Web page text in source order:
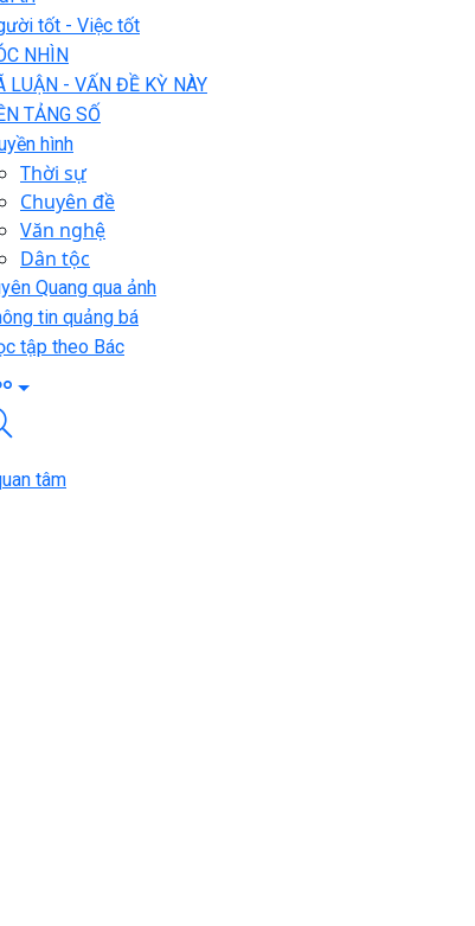
tốt - Việc tốt
NHÌN
LUẬN - VẤN ĐỀ KỲ NÀY
TẢNG SỐ
hình
Thời sự
Chuyên đề
Văn nghệ
Dân tộc
Quang qua ảnh
tin quảng bá
tập theo Bác
tâm